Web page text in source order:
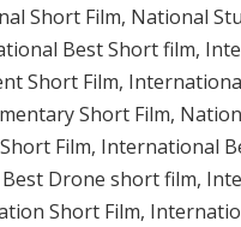
Short Film, National
Best Short film,
Short Film,
Short Film,
Film, International
Drone short film,
Short Film,